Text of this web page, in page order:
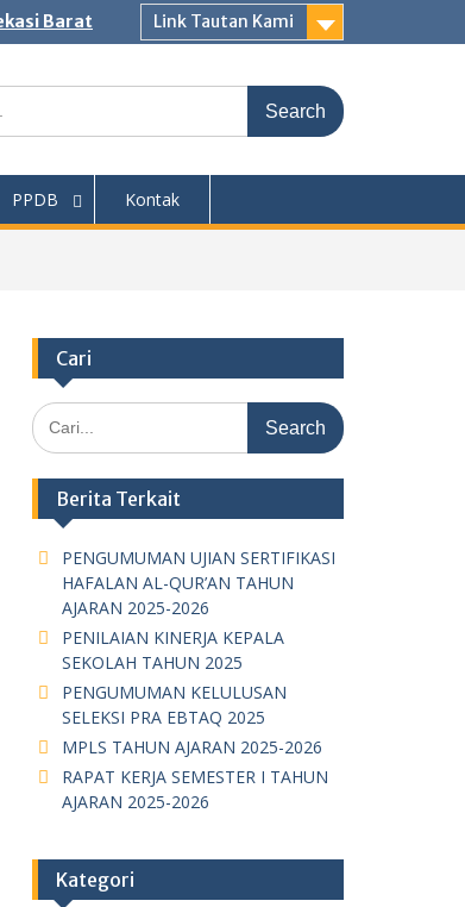
Barat Link Tautan Kami
PPDB Kontak
Cari
Search
for:
Berita Terkait
PENGUMUMAN UJIAN SERTIFIKASI
HAFALAN AL-QUR’AN TAHUN
AJARAN 2025-2026
PENILAIAN KINERJA KEPALA
SEKOLAH TAHUN 2025
PENGUMUMAN KELULUSAN
SELEKSI PRA EBTAQ 2025
MPLS TAHUN AJARAN 2025-2026
RAPAT KERJA SEMESTER I TAHUN
AJARAN 2025-2026
Kategori